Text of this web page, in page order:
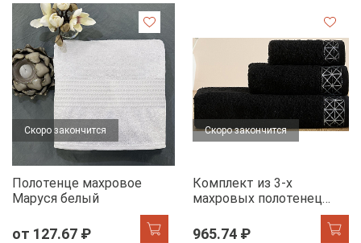
Скоро закончится
Полотенце махровое
Маруся белый
от 127.67 ₽
Скоро закончится
Комплект из 3-х
махровых полотенец
FLOOX бордюр Диана,
черный
965.74 ₽